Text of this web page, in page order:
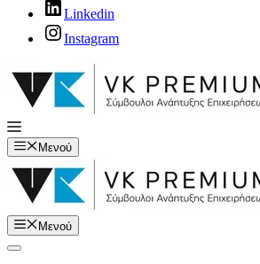
Linkedin
Instagram
Μενού
Μενού